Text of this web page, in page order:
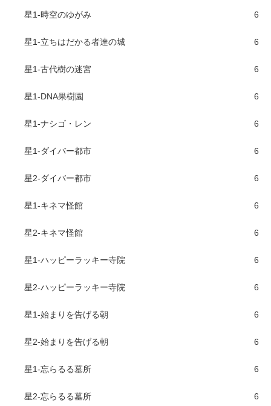
星1-時空のゆがみ 6
星1-立ちはだかる者達の城 6
星1-古代樹の迷宮 6
星1-DNA果樹園 6
星1-ナシゴ・レン 6
星1-ダイバー都市 6
星2-ダイバー都市 6
星1-キネマ怪館 6
星2-キネマ怪館 6
星1-ハッピーラッキー寺院 6
星2-ハッピーラッキー寺院 6
星1-始まりを告げる朝 6
星2-始まりを告げる朝 6
星1-忘らるる墓所 6
星2-忘らるる墓所 6